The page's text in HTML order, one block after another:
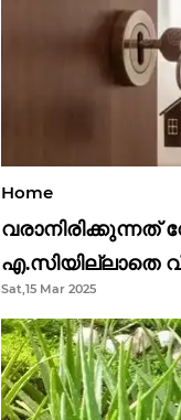
Home
വരാനിരിക്കുന്നത്
എ.സിയില്ലാതെ
Sat,15 Mar 2025